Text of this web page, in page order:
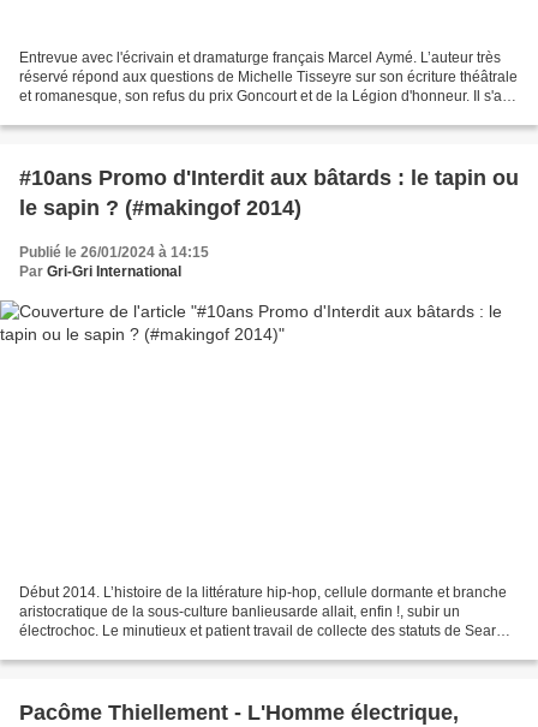
Entrevue avec l'écrivain et dramaturge français Marcel Aymé. L’auteur très
réservé répond aux questions de Michelle Tisseyre sur son écriture théâtrale
et romanesque, son refus du prix Goncourt et de la Légion d'honneur. Il s'agit
#10ans Promo d'Interdit aux bâtards : le tapin ou
le sapin ? (#makingof 2014)
Publié le 26/01/2024 à 14:15
Par Gri-Gri International
Début 2014. L’histoire de la littérature hip-hop, cellule dormante et branche
aristocratique de la sous-culture banlieusarde allait, enfin !, subir un
électrochoc. Le minutieux et patient travail de collecte des statuts de Sear
Pacôme Thiellement - L'Homme électrique,